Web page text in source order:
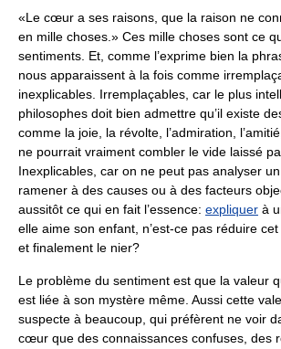
«Le cœur a ses raisons, que la raison ne
en mille choses.» Ces mille choses sont ce
sentiments. Et, comme l’exprime bien la
nous apparaissent à la fois comme
inexplicables. Irremplaçables, car le plus
philosophes doit bien admettre qu’il existe
comme la joie, la révolte, l’admiration,
ne pourrait vraiment combler le vide laissé
Inexplicables, car on ne peut pas analyser
ramener à des causes ou à des facteurs
aussitôt ce qui en fait l’essence: expliquer à
elle aime son enfant, n’est-ce pas réduire
et finalement le nier?
Le problème du sentiment est que la valeur
est liée à son mystère même. Aussi cette
suspecte à beaucoup, qui préfèrent ne voir
cœur que des connaissances confuses, des